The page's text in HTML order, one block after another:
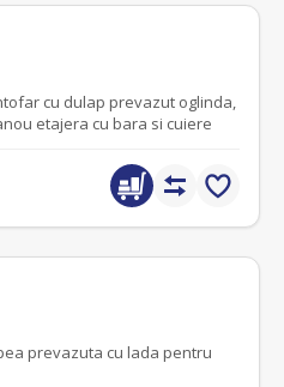
cu dulap prevazut oglinda,
taburet cu lada si panou etajera cu bara si cuiere